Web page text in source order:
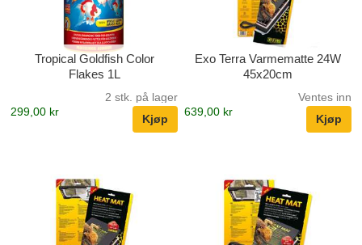
Tropical Goldfish Color
Flakes 1L
2 stk. på lager
299,00 kr
Exo Terra Varmematte 24W
45x20cm
Ventes inn
639,00 kr